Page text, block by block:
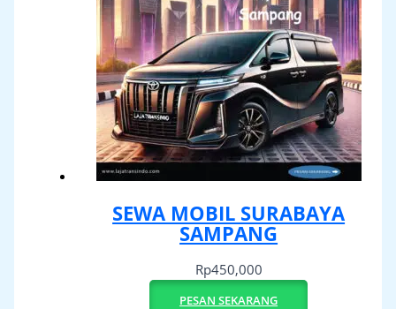
SEWA MOBIL SURABAYA
SAMPANG
Rp450,000
PESAN SEKARANG